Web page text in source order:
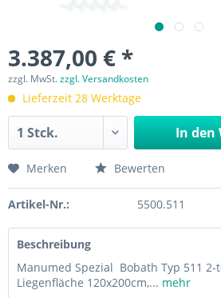
3.387,00 € *
zzgl. MwSt.zzgl. Versandkosten
Lieferzeit 28 Werktage
In den
Merken Bewerten
Artikel-Nr.: 5500.511
Beschreibung
Manumed Spezial Bobath Typ 511
Liegenfläche 120x200cm,... mehr